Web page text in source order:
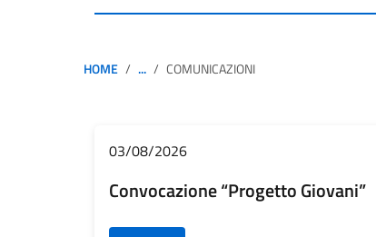
HOME ... COMUNICAZIONI
03/08/2026
Convocazione “Progetto Giovani”